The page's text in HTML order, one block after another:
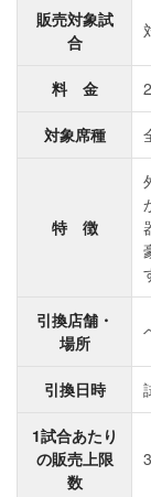
販売対象試
合
料 金
対象席種
特 徴
引換店舗・
場所
引換日時
1試合あたり
の販売上限
数